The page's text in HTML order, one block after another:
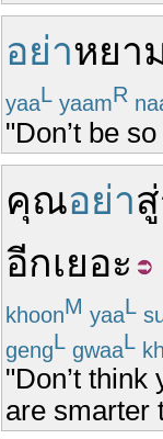
อย่าหยา
yaaL yaamR
"Don’t be
คุณอย่า
อีกเยอะ
khoonM yaaL
gengL gwaaL
"Don’t think
are smarter